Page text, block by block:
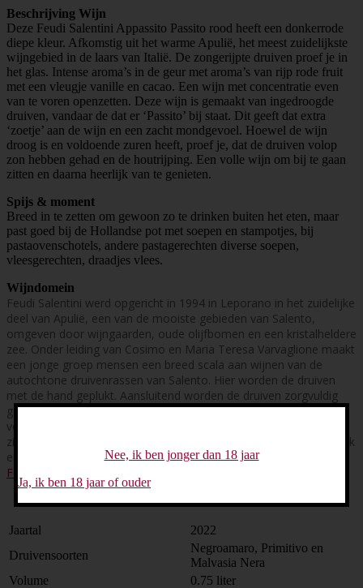
Beschrijving Wijn
Deze Feudi Salentini Appassito Passito rood heeft een donkerrode
diepe kleur. Afkomstig uit het warme Apulië, het meest zuidelijkste
wijngebied in de laars van Italië. De zongerijpte druiven proef je in
het glas. Intense aroma’s in de geur met aroma’s van rijp rode fruit
met een vleugje vanille en cacao. Een wijn met concentratie even
van te voren openzetten. Deze wijn is gemaakt van ingedroogde
druiven, vandaar de dat er ‘Passito’ bij staat. Dit geeft dat extra
‘zoetje’ aan de wijn en een zacht mondgevoel. Hoewel de wijn
droog is en voldoende zuren heeft, proef je, dat de druiven volop
zon hebben gehad en de houtrijping. Een volle wijn om bij te gaan
zitten en daarna heerlijk van te genieten.
Spijs & moment
Breed in te zetten om gewoon zo te drinken buiten het eten, maar
past goed bij de Hollandse pot met soepen en stampotjes, bij
pastaovenschotels, andere pastagerechten diverse soepen,
vleesgerechten, draadjes vlees.
Wijndomein
Feudi Salentini werd opgericht in 1994 in Leporano in het zuidelijke
deel van Apulië, een van de mooiste gebieden van Salento,
omgeven door wijngaarden, oude olijfbomen en een kristalheldere
zee. Onder leiding van Cosimo en Maria Teresa Varvaglione maakt
een jonge groep mensen een breed scala aan wijnen van de
autochtone druivenrassen van Salento. Hier worden de druiven
met de hand geplukt. Aansluitend worden de druiven zorgvuldig
geselecteerd, in kleine kistjes gelegd en naar de wijnkelder
vervoerd.
zich van de rest van het land en maken de Salentijnse wijnen uniek
en speciaal.
duurzaam, droog, kruidig, houtgerijpt, concentratie.
FeudiSalentini.com
Jaartal
2022
Druivensoorten
Negroamaro, Primitivo en
Malvasia Nera
Volume
0.75 liter
Nee, ik ben jonger dan 18 jaar
Ja, ik ben 18 jaar of ouder